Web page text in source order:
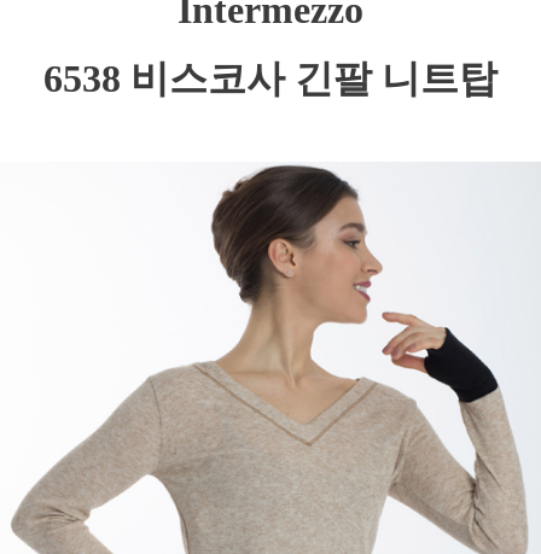
Intermezzo
6538 비스코사 긴팔 니트탑